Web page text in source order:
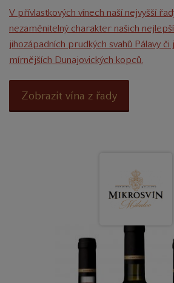
V přívlastkových vínech naší nejvyšší
nezaměnitelný charakter našich
jihozápadních prudkých svahů Pálavy či
mírnějších Dunajovických kopců.
Zobrazit vína z řady